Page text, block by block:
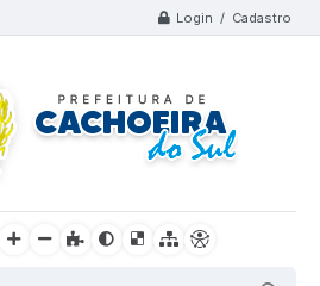
Login / Cadastro